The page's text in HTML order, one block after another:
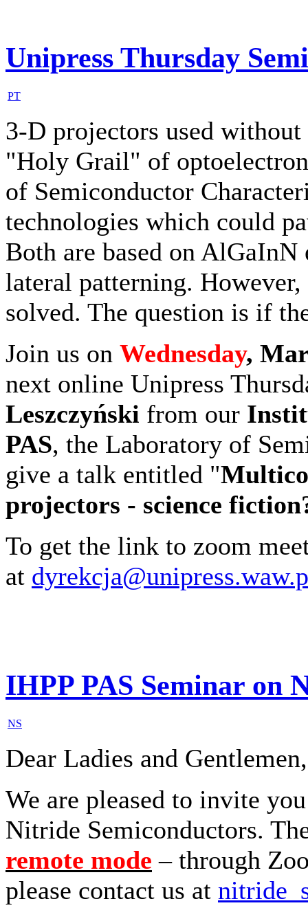
Unipress Thursday
PT
3-D projectors used
"Holy Grail" of
of Semiconductor
technologies which could
Both are based on
lateral patterning.
solved. The question is if
Join us on Wednesday,
next online Unipress
Leszczyński from our
PAS, the Laboratory of
give a talk entitled "
projectors - science
To get the link to zoom
at
IHPP PAS Seminar on
NS
Dear Ladies and Gentlemen,
We are pleased to invite
Nitride Semiconductors.
remote mode – through
please contact us at